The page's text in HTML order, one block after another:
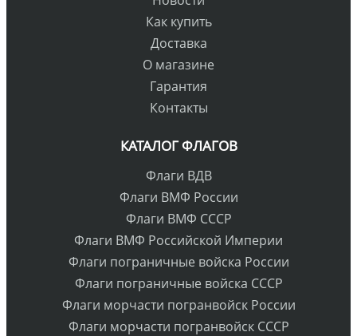
Как купить
Доставка
О магазине
Гарантия
Контакты
КАТАЛОГ ФЛАГОВ
Флаги ВДВ
Флаги ВМФ России
Флаги ВМФ СССР
Флаги ВМФ Российской Империи
Флаги пограничные войска России
Флаги пограничные войска СССР
Флаги морчасти погранвойск России
Флаги морчасти погранвойск СССР